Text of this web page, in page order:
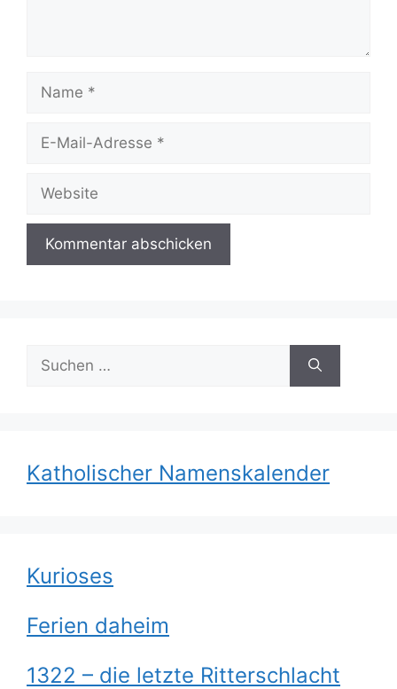
Mail-
nach:
Katholischer Namenskalender
Kurioses
Ferien daheim
1322 – die letzte Ritterschlacht